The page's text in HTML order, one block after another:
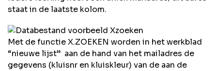
staat in de laatste kolom.
Met de functie X.ZOEKEN worden in het werkblad
“nieuwe lijst” aan de hand van het mailadres de
gegevens (kluisnr en kluiskleur) van de aan de